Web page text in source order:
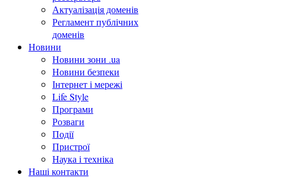
Актуалізація доменів
Регламент публічних
доменів
Новини
Новини зони .ua
Новини безпеки
Інтернет і мережі
Life Style
Програми
Розваги
Події
Пристрої
Наука і техніка
Наші контакти